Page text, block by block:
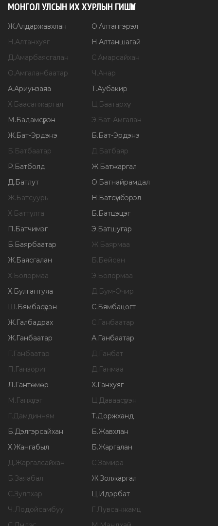
МОНГОЛ УЛСЫН ИХ ХУРЛЫН ГИШҮҮН
Ж.Алдаржавхлан О.Алтангэрэл
Н .Алтанхуяг Н .Алтаншагай
Д.Амарбаясгалан С.Амарсайхан
О.Амгаланбаатар Ч .Анар
А.Ариунзаяа Т.Аубакир
Х. Баасанжаргал Ц. Баатархүү
М . Бадамсүрэн Э. Бат-Амгалан
Ж. Бат-Эрдэнэ Б. Бат-Эрдэнэ
Б. Батбаатар Д. Батбаяр
Р. Батболд Ж. Батжаргал
Д. Батлут О. Батнайрамдал
Ж. Батсуурь Н . Батсүмбэрэл
Х. Баттулга Б. Батцэцэг
П . Батчимэг Э. Батшугар
Б. Баярбаатар Ж. Баярмаа
Ж. Баясгалан Б. Бейсен
Х. Болормаа Э. Болормаа
Х. Булгантуяа Д. Бум-Очир
Ш . Бямбасүрэн С. Бямбацогт
Ж. Галбадрах С. Ганбаатар
Ж. Ганбаатар А. Ганбаатар
Г. Ганбаатар Д. Ганбат
П . Ганзориг Д. Ганмаа
Л . Гантөмөр Х. Ганхуяг
М . Ганхүлэг Ц.Даваасүрэн
Г.Дамдинням Т.Доржханд
Б.Дэлгэрсайхан Б.Жавхлан
Х.Жангабыл Б.Жаргалан
Д.Жаргалсайхан С.Замира
Б.Заяабал Ж.Золжаргал
С.Зулпхар Ц. Идэрбат
Ч .Лодойсамбуу Г.Лувсанжамц